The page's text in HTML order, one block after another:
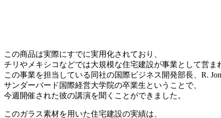
この商品は実際にすでに実用化されており、
チリやメキシコなどでは大規模な住宅建設が事業として営ま
この事業を担当している同社の国際ビジネス開発部長、R.
サンダーバード国際経営大学院の卒業生ということで、
今週開催された彼の講演を聞くことができました。
このガラス素材を用いた住宅建設の実績は、